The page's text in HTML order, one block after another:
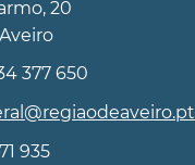
20
377 650
935